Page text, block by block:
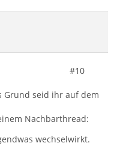
#10
Grund seid ihr auf dem
Nachbarthread:
wechselwirkt.